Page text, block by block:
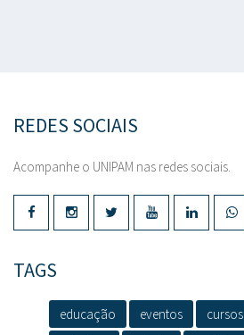
REDES SOCIAIS
Acompanhe o UNIPAM nas redes sociais.
TAGS
educação eventos cursos